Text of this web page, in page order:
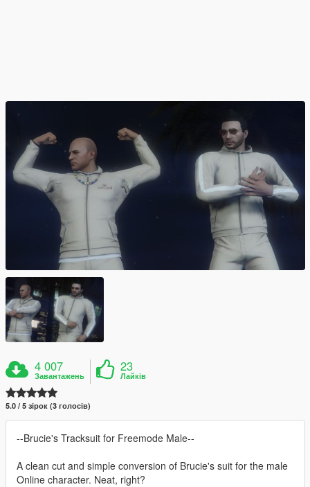
4 007
Завантажень
23
Лайків
5.0 / 5 зірок (3 голосів)
--Brucie's Tracksuit for Freemode Male--
A clean cut and simple conversion of Brucie's suit for the male
Online character. Neat, right?